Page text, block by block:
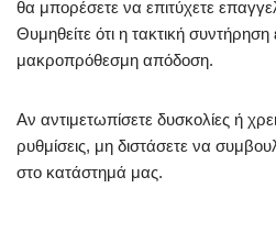
θα μπορέσετε να επιτύχετε
Θυμηθείτε ότι η τακτική συντήρηση
μακροπρόθεσμη απόδοση.
Αν αντιμετωπίσετε δυσκολίες ή
ρυθμίσεις, μη διστάσετε να
στο κατάστημά μας.